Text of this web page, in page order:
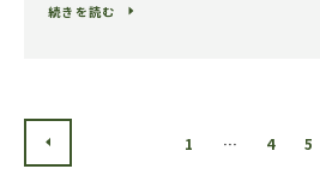
続きを読む
1 … 4 5